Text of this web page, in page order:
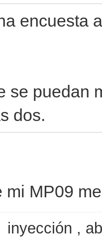
encuesta
se puedan
dos.
mi MP09
inyección ,